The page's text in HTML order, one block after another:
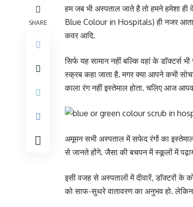
SHARE
हम जब भी अस्पताल जाते है तो हमने हमेशा
Blue Colour in Hospitals) ही नजर आता
कवर आदि.
सिर्फ यह सामान नहीं बल्कि वहां के
स्क्रब कहा जाता है. मगर क्या आपने कभी
काला रंग नहीं इस्तेमाल होता. चलिए आज
अमूमन सभी अस्पताल में सफेद रंगों का
से जानते होंगे. जैसा की बचपन में स्कूलों में
इसी वजह से अस्पतालों में दीवारें, डॉक्टरों के
को साफ-सुथरे वातावरण का अनुभव हो.